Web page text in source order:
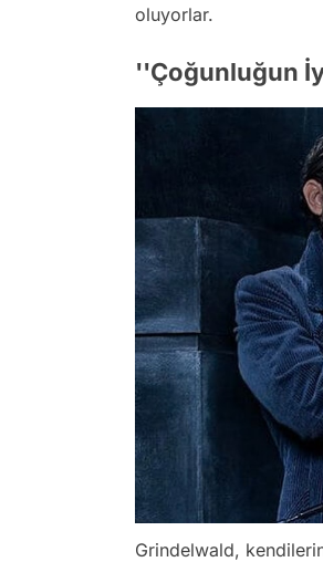
oluyorlar.
''Çoğunluğun
Grindelwald,